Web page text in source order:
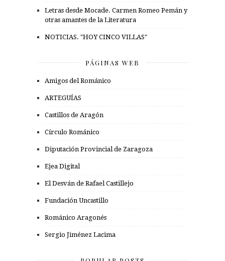
Letras desde Mocade. Carmen Romeo Pemán y
otras amantes de la Literatura
NOTICIAS. "HOY CINCO VILLAS"
PÁGINAS WEB
Amigos del Románico
ARTEGUÍAS
Castillos de Aragón
Círculo Románico
Diputación Provincial de Zaragoza
Ejea Digital
El Desván de Rafael Castillejo
Fundación Uncastillo
Románico Aragonés
Sergio Jiménez Lacima